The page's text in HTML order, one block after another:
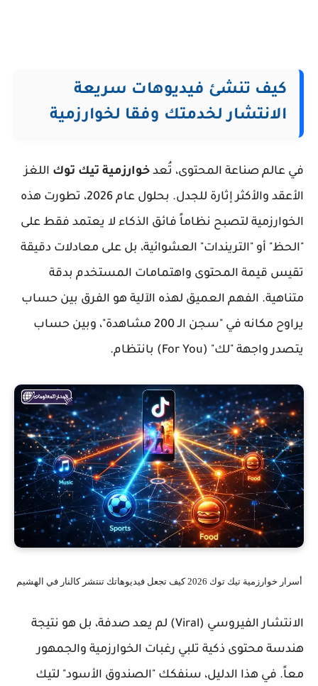
كيف تنشئ فيديوهات سريعة
الانتشار لخدمتك وفقا لخوارزمية
في عالم صناعة المحتوى، تُعد خوارزمية تيك توك اللغز
الأعقد والأكثر إثارة للجدل. بحلول عام 2026، تطورت هذه
الخوارزمية لتصبح نظاماً فائق الذكاء لا يعتمد فقط على
"الحظ" أو "التريندات" العشوائية، بل على معادلات دقيقة
تقيس قيمة المحتوى واهتمامات المستخدم بدقة
متناهية. الفهم العميق لهذه الآلية هو الفرق بين حساب
يراوح مكانه في "سجن الـ 200 مشاهدة"، وبين حساب
يتصدر واجهة "لك" (For You) بانتظام.
أسرار خوارزمية تيك توك 2026 كيف تجعل فيديوهاتك تنتشر كالنار في الهشيم
الانتشار الفيروسي (Viral) لم يعد صدفة، بل هو نتيجة
هندسة محتوى ذكية تلبي رغبات الخوارزمية والجمهور
معاً. في هذا الدليل، سنفكك "الصندوق الأسود" لتيك